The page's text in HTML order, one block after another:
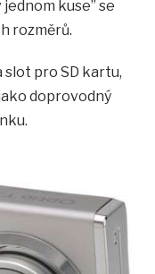
kuse” se
rozměrů.
slot pro SD kartu,
doprovodný